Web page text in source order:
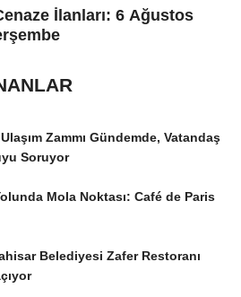
İlanları: 6 Ağustos
Zammı Gündemde, Vatandaş
Soruyor
Mola Noktası: Café de Paris
Belediyesi Zafer Restoranı